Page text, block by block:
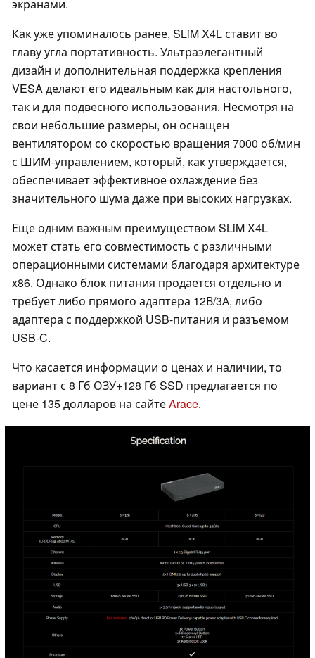
экранами.
Как уже упоминалось ранее, SLiM X4L ставит во
главу угла портативность. Ультраэлегантный
дизайн и дополнительная поддержка крепления
VESA делают его идеальным как для настольного,
так и для подвесного использования. Несмотря на
свои небольшие размеры, он оснащен
вентилятором со скоростью вращения 7000 об/мин
с ШИМ-управлением, который, как утверждается,
обеспечивает эффективное охлаждение без
значительного шума даже при высоких нагрузках.
Еще одним важным преимуществом SLiM X4L
может стать его совместимость с различными
операционными системами благодаря архитектуре
x86. Однако блок питания продается отдельно и
требует либо прямого адаптера 12В/3А, либо
адаптера с поддержкой USB-питания и разъемом
USB-C.
Что касается информации о ценах и наличии, то
вариант с 8 Гб ОЗУ+128 Гб SSD предлагается по
цене 135 долларов на сайтеArace.